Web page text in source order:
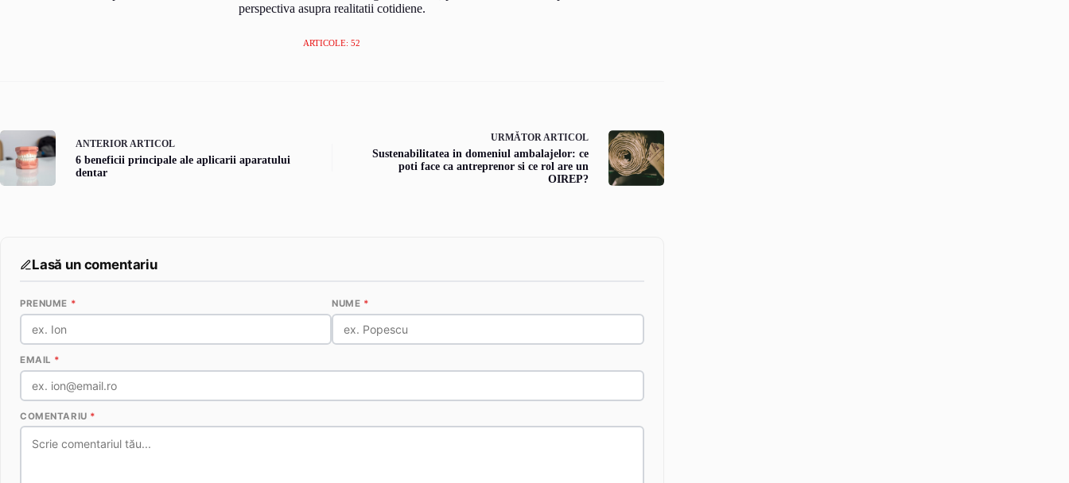
perspectiva asupra realitatii cotidiene.
ARTICOLE: 52
ANTERIORARTICOL
6 beneficii principale ale aplicarii aparatului
dentar
URMĂTORARTICOL
Sustenabilitatea in domeniul ambalajelor: ce
poti face ca antreprenor si ce rol are un
OIREP?
Lasă un comentariu
PRENUME * NUME *
EMAIL *
COMENTARIU *